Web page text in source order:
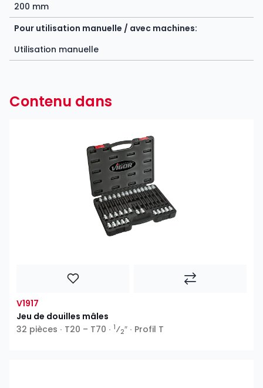
200 mm
Pour utilisation manuelle / avec machines:
Utilisation manuelle
Contenu dans
V1917
Jeu de douilles mâles
32 pièces ∙ T20 – T70 ∙ 1⁄2″ ∙ Profil T